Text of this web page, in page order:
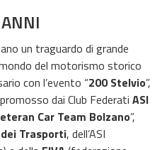
un traguardo di grande
del motorismo storico
con l’evento “200 Stelvio”,
dai Club Federati ASI
Car Team Bolzano”,
Trasporti, dell’ASI